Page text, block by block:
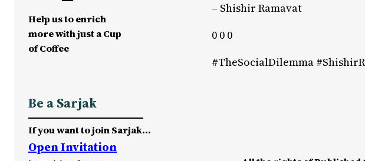
Help us to enrich
more with just a Cup
of Coffee
Be a Sarjak
If you want to join Sarjak…
Open Invitation
– Shishir Ramavat
0 0 0
#TheSocialDilemma